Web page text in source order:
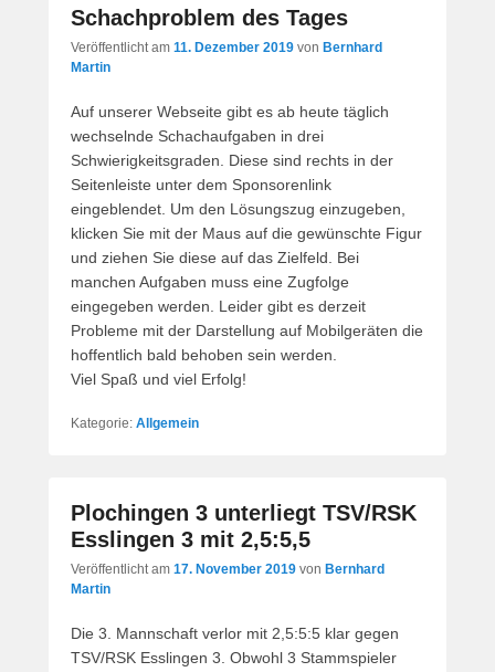
Schachproblem des Tages
Veröffentlicht am 11. Dezember 2019 von Bernhard
Martin
Auf unserer Webseite gibt es ab heute täglich
wechselnde Schachaufgaben in drei
Schwierigkeitsgraden. Diese sind rechts in der
Seitenleiste unter dem Sponsorenlink
eingeblendet. Um den Lösungszug einzugeben,
klicken Sie mit der Maus auf die gewünschte Figur
und ziehen Sie diese auf das Zielfeld. Bei
manchen Aufgaben muss eine Zugfolge
eingegeben werden. Leider gibt es derzeit
Probleme mit der Darstellung auf Mobilgeräten die
hoffentlich bald behoben sein werden.
Viel Spaß und viel Erfolg!
Kategorie: Allgemein
Plochingen 3 unterliegt TSV/RSK
Esslingen 3 mit 2,5:5,5
Veröffentlicht am 17. November 2019 von Bernhard
Martin
Die 3. Mannschaft verlor mit 2,5:5:5 klar gegen
TSV/RSK Esslingen 3. Obwohl 3 Stammspieler